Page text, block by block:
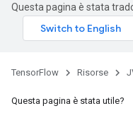
Questa pagina è stata
TensorFlow Risorse
Questa pagina è stata utile?